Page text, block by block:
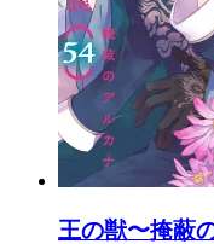
王の獣〜掩蔽